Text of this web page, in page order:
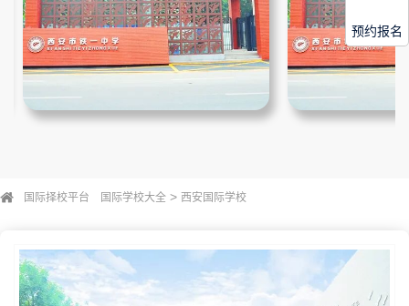
国际择校平台 国际学校大全 > 西安国际学校
预约报名